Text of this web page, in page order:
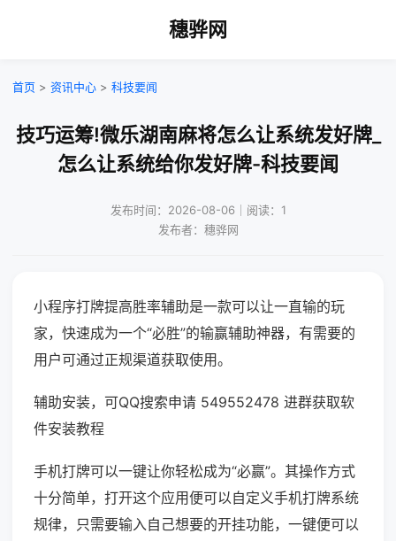
穗骅网
首页 > 资讯中心 > 科技要闻
技巧运筹!微乐湖南麻将怎么让系统发好牌_
怎么让系统给你发好牌-科技要闻
发布时间：2026-08-06｜阅读：1
发布者：穗骅网
小程序打牌提高胜率辅助是一款可以让一直输的玩
家，快速成为一个“必胜”的输赢辅助神器，有需要的
用户可通过正规渠道获取使用。
辅助安装，可QQ搜索申请 549552478 进群获取软
件安装教程
手机打牌可以一键让你轻松成为“必赢”。其操作方式
十分简单，打开这个应用便可以自定义手机打牌系统
规律，只需要输入自己想要的开挂功能，一键便可以